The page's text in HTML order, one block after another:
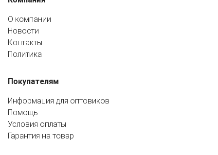
О компании
Новости
Контакты
Политика
Покупателям
Информация для оптовиков
Помощь
Условия оплаты
Гарантия на товар